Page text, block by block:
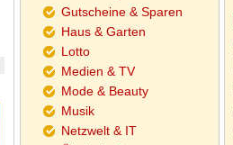
Gutscheine & Sparen
Haus & Garten
Lotto
Medien & TV
Mode & Beauty
Musik
Netzwelt & IT